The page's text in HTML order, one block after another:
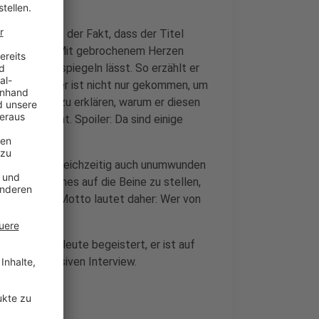
ist der Fakt, dass der Titel
ungefähr: Mit gebrochenem Herzen
widerspiegeln lässt. So erzählt er
David aber ist nicht nur gekommen, um
darum zu erklären, warum er diesen
Spoiler: Da sind einige
gibt gleichzeitig auch unumwunden
ganz eigenes auf die Beine zu stellen,
Sein Motto lautet daher: Wer von
seine Landsleute begeistert, er ist auf
im exklusiven Interview.